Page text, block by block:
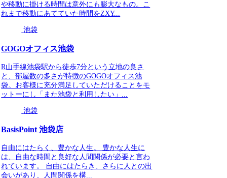
や移動に掛ける時間は意外にも膨大なもの。こ
れまで移動にあてていた時間をZXY...
池袋
GOGOオフィス池袋
R山手線池袋駅から徒歩7分という立地の良さ
と、部屋数の多さが特徴のGOGOオフィス池
袋。お客様に充分満足していただけることをモ
ットーにし「また池袋と利用したい」...
池袋
BasisPoint 池袋店
自由にはたらく、豊かな人生。 豊かな人生に
は、自由な時間と良好な人間関係が必要と言わ
れています。 自由にはたらき、さらに人との出
会いがあり、人間関係を構...